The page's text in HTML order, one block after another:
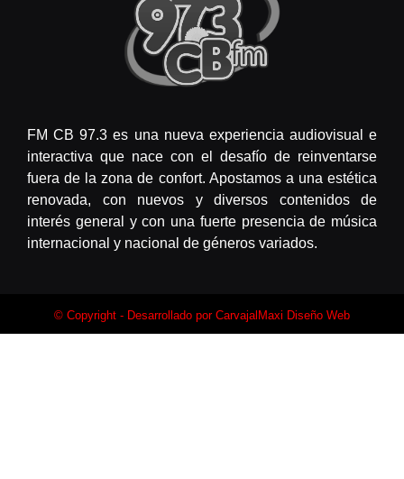
FM CB 97.3 es una nueva experiencia audiovisual e
interactiva que nace con el desafío de reinventarse
fuera de la zona de confort. Apostamos a una estética
renovada, con nuevos y diversos contenidos de
interés general y con una fuerte presencia de música
internacional y nacional de géneros variados.
© Copyright - Desarrollado por CarvajalMaxi Diseño Web